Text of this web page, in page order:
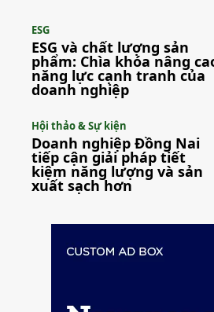
ESG
ESG và chất lượng sản
phẩm: Chìa khóa nâng
năng lực cạnh tranh của
doanh nghiệp
Hội thảo & Sự kiện
Doanh nghiệp Đồng Nai
tiếp cận giải pháp tiết
kiệm năng lượng và sản
xuất sạch hơn